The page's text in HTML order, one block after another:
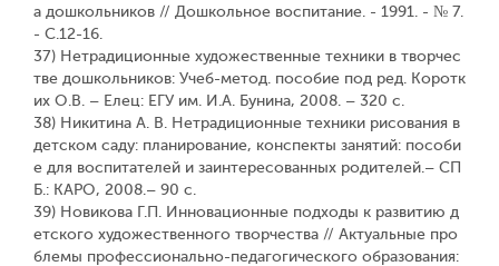
а дошкольников // Дошкольное воспитание. - 1991. - № 7.
- С.12-16.
37) Нетрадиционные художественные техники в творчес
тве дошкольников: Учеб-метод. пособие под ред. Коротк
их О.В. – Елец: ЕГУ им. И.А. Бунина, 2008. – 320 с.
38) Никитина А. В. Нетрадиционные техники рисования в
детском саду: планирование, конспекты занятий: пособи
е для воспитателей и заинтересованных родителей.– СП
Б.: КАРО, 2008.– 90 с.
39) Новикова Г.П. Инновационные подходы к развитию д
етского художественного творчества // Актуальные про
блемы профессионально-педагогического образования: